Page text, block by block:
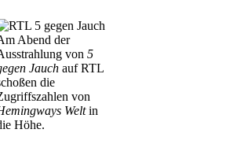
Abend der
von 5
Jauchauf RTL
die
von
Weltin
Höhe.